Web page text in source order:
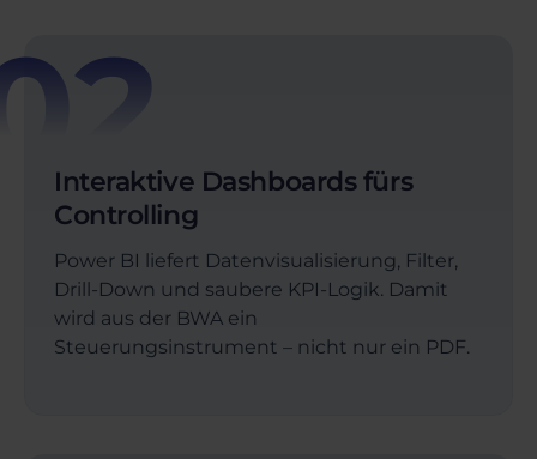
Interaktive Dashboards fürs
Controlling
Power BI liefert Datenvisualisierung, Filter,
Drill-Down und saubere KPI-Logik. Damit
wird aus der BWA ein
Steuerungsinstrument – nicht nur ein PDF.